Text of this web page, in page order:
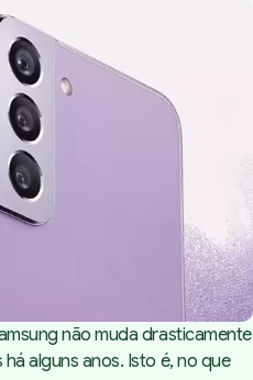
não muda drasticamente
alguns anos. Isto é, no que